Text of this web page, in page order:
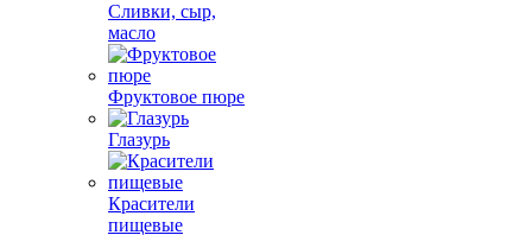
Сливки, сыр,
масло
Фруктовое пюре
Глазурь
Красители
пищевые